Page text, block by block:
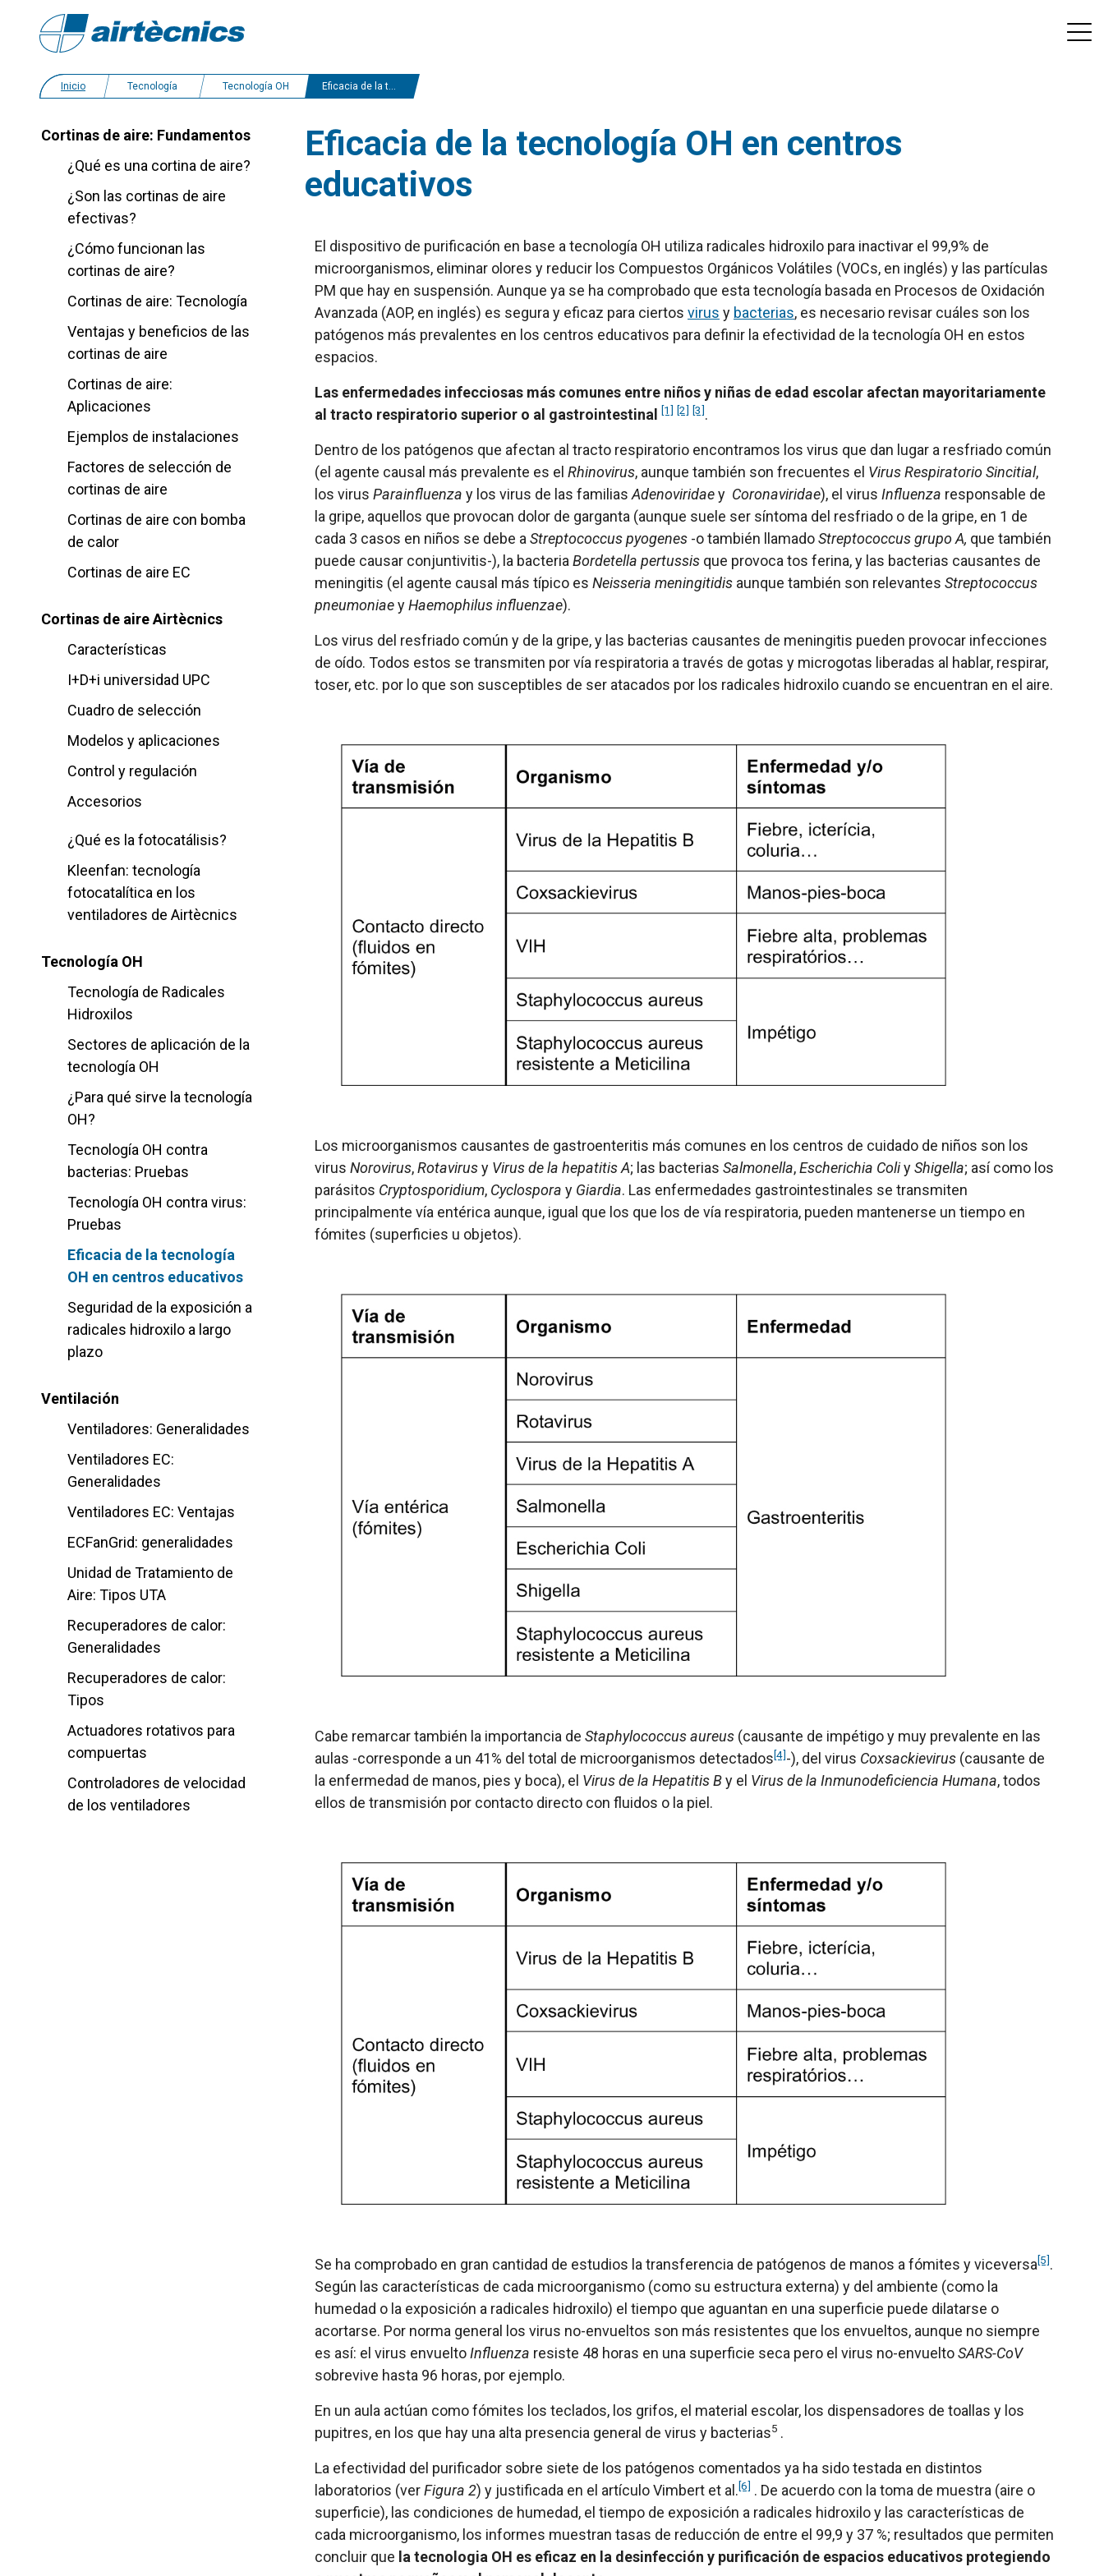
Inicio Tecnología Tecnología OH Eficacia de la tecnología OH en centros educativos
Cortinas de aire: Fundamentos
¿Qué es una cortina de aire?
¿Son las cortinas de aire
efectivas?
¿Cómo funcionan las
cortinas de aire?
Cortinas de aire: Tecnología
Ventajas y beneficios de las
cortinas de aire
Cortinas de aire:
Aplicaciones
Ejemplos de instalaciones
Factores de selección de
cortinas de aire
Cortinas de aire con bomba
de calor
Cortinas de aire EC
Cortinas de aire Airtècnics
Características
I+D+i universidad UPC
Cuadro de selección
Modelos y aplicaciones
Control y regulación
Accesorios
¿Qué es la fotocatálisis?
Kleenfan: tecnología
fotocatalítica en los
ventiladores de Airtècnics
Tecnología OH
Tecnología de Radicales
Hidroxilos
Sectores de aplicación de la
tecnología OH
¿Para qué sirve la tecnología
OH?
Tecnología OH contra
bacterias: Pruebas
Tecnología OH contra virus:
Pruebas
Eficacia de la tecnología
OH en centros educativos
Seguridad de la exposición a
radicales hidroxilo a largo
plazo
Ventilación
Ventiladores: Generalidades
Ventiladores EC:
Generalidades
Ventiladores EC: Ventajas
ECFanGrid: generalidades
Unidad de Tratamiento de
Aire: Tipos UTA
Recuperadores de calor:
Generalidades
Recuperadores de calor:
Tipos
Actuadores rotativos para
compuertas
Controladores de velocidad
de los ventiladores
Eficacia de la tecnología OH en centros
educativos
El dispositivo de purificación en base a tecnología OH utiliza radicales hidroxilo para inactivar el 99,9% de
microorganismos, eliminar olores y reducir los Compuestos Orgánicos Volátiles (VOCs, en inglés) y las partículas
PM que hay en suspensión. Aunque ya se ha comprobado que esta tecnología basada en Procesos de Oxidación
Avanzada (AOP, en inglés) es segura y eficaz para ciertos virus y bacterias, es necesario revisar cuáles son los
patógenos más prevalentes en los centros educativos para definir la efectividad de la tecnología OH en estos
espacios.
Las enfermedades infecciosas más comunes entre niños y niñas de edad escolar afectan mayoritariamente
al tracto respiratorio superior o al gastrointestinal
[1] [2] [3].
Dentro de los patógenos que afectan al tracto respiratorio encontramos los virus que dan lugar a resfriado común
(el agente causal más prevalente es el Rhinovirus, aunque también son frecuentes el Virus Respiratorio Sincitial,
los virus Parainfluenza y los virus de las familias Adenoviridaey Coronaviridae), el virus Influenza responsable de
la gripe, aquellos que provocan dolor de garganta (aunque suele ser síntoma del resfriado o de la gripe, en 1 de
cada 3 casos en niños se debe a Streptococcus pyogenes -o también llamadoStreptococcus grupo A, que también
puede causar conjuntivitis-), la bacteria Bordetella pertussis que provoca tos ferina, y las bacterias causantes de
meningitis (el agente causal más típico es Neisseria meningitidis aunque también son relevantes Streptococcus
pneumoniaeyHaemophilus influenzae).
Los virus del resfriado común y de la gripe, y las bacterias causantes de meningitis pueden provocar infecciones
de oído. Todos estos se transmiten por vía respiratoria a través de gotas y microgotas liberadas al hablar, respirar,
toser, etc. por lo que son susceptibles de ser atacados por los radicales hidroxilo cuando se encuentran en el aire.
Los microorganismos causantes de gastroenteritis más comunes en los centros de cuidado de niños son los
virus Norovirus,Rotavirusy Virus de la hepatitis A; las bacterias Salmonella,Escherichia ColiyShigella; así como los
parásitos Cryptosporidium, Cyclospora y Giardia. Las enfermedades gastrointestinales se transmiten
principalmente vía entérica aunque, igual que los que los de vía respiratoria, pueden mantenerse un tiempo en
fómites (superficies u objetos).
Cabe remarcar también la importancia de Staphylococcus aureus (causante de impétigo y muy prevalente en las
aulas -corresponde a un 41% del total de microorganismos detectados[4]-), del virus Coxsackievirus (causante de
la enfermedad de manos, pies y boca), el Virus de la Hepatitis By el Virus de la Inmunodeficiencia Humana, todos
ellos de transmisión por contacto directo con fluidos o la piel.
Se ha comprobado en gran cantidad de estudios la transferencia de patógenos de manos a fómites y viceversa[5].
Según las características de cada microorganismo (como su estructura externa) y del ambiente (como la
humedad o la exposición a radicales hidroxilo) el tiempo que aguantan en una superficie puede dilatarse o
acortarse. Por norma general los virus no-envueltos son más resistentes que los envueltos, aunque no siempre
es así: el virus envueltoInfluenza resiste 48 horas en una superficie seca pero el virus no-envueltoSARS-CoV
sobrevive hasta 96 horas, por ejemplo.
En un aula actúan como fómites los teclados, los grifos, el material escolar, los dispensadores de toallas y los
pupitres, en los que hay una alta presencia general de virus y bacterias5 .
La efectividad del purificador sobre siete de los patógenos comentados ya ha sido testada en distintos
laboratorios (verFigura 2) y justificada en el artículo Vimbert et al.[6] . De acuerdo con la toma de muestra (aire o
superficie), las condiciones de humedad, el tiempo de exposición a radicales hidroxilo y las características de
cada microorganismo, los informes muestran tasas de reducción de entre el 99,9 y 37 %; resultados que permiten
concluir que la tecnologia OH es eficaz en la desinfección y purificación de espacios educativos protegiendo